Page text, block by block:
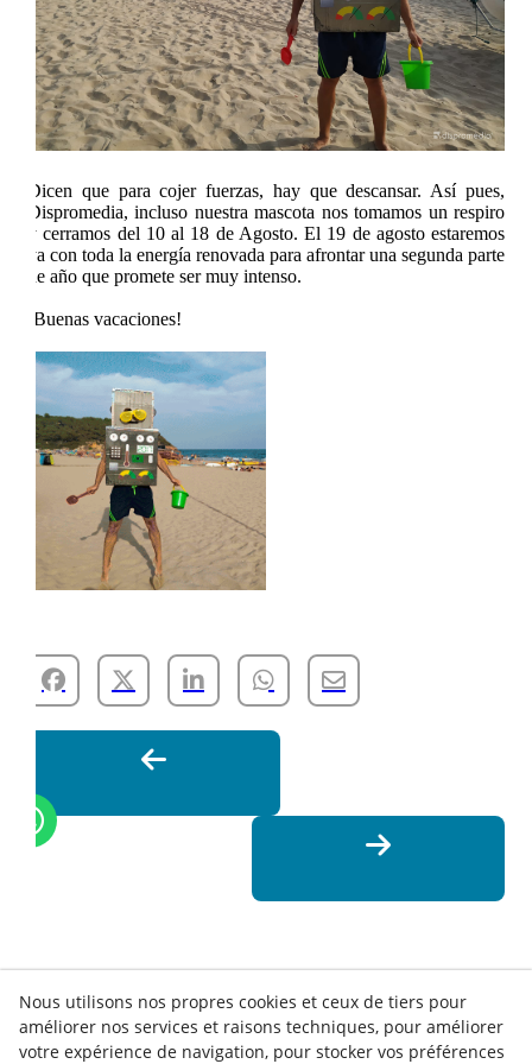
Dicen que para cojer fuerzas, hay que descansar. Así pues,
Dispromedia, incluso nuestra mascota nos tomamos un respiro
y cerramos del 10 al 18 de Agosto. El 19 de agosto estaremos
ya con toda la energía renovada para afrontar una segunda parte
de año que promete ser muy intenso.
¡Buenas vacaciones!
Nous utilisons nos propres cookies et ceux de tiers pour
améliorer nos services et raisons techniques, pour améliorer
votre expérience de navigation, pour stocker vos préférences